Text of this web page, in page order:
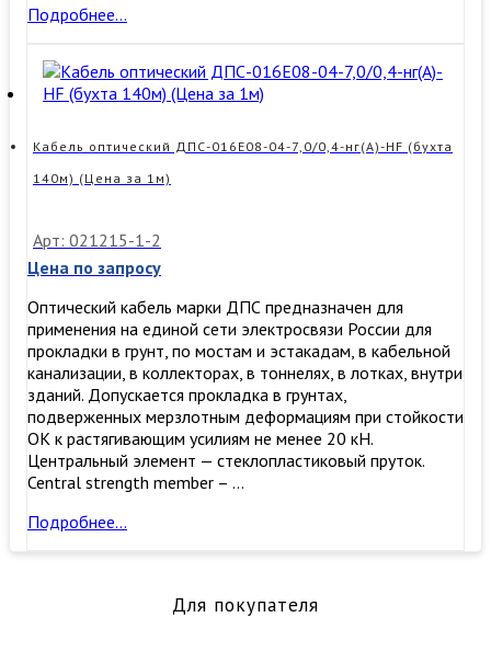
Оптический
самонесущий
ADSS-
12А1(1*12)
Подробнее…
Кабель оптический ДПС-016Е08-04-7,0/0,4-нг(А)-HF (бухта
140м) (Цена за 1м)
Арт: 021215-1-2
Цена по запросу
Оптический кабель марки ДПС предназначен для
применения на единой сети электросвязи России для
прокладки в грунт, по мостам и эстакадам, в кабельной
канализации, в коллекторах, в тоннелях, в лотках, внутри
зданий. Допускается прокладка в грунтах,
подверженных мерзлотным деформациям при стойкости
ОК к растягивающим усилиям не менее 20 кН.
Центральный элемент — стеклопластиковый пруток.
Central strength member – …
Кабель
Подробнее…
Для покупателя